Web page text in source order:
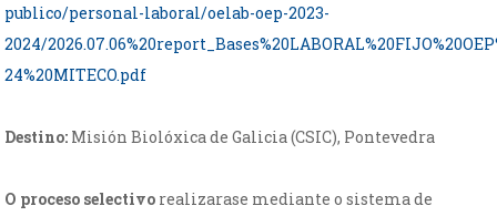
publico/personal-laboral/oelab-oep-2023-
2024/
24%20MITECO.pdf
Destino: Misión Biolóxica de Galicia (CSIC), Pontevedra
O proceso selectivo realizarase mediante o sistema de